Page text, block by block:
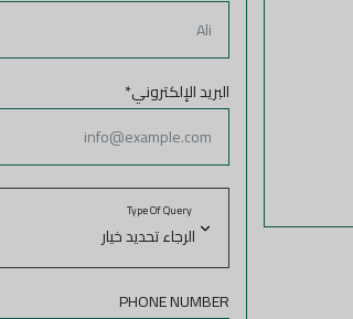
EID COLLECTION
البريد الإلكتروني*
Type Of Query
PHONE NUMBER